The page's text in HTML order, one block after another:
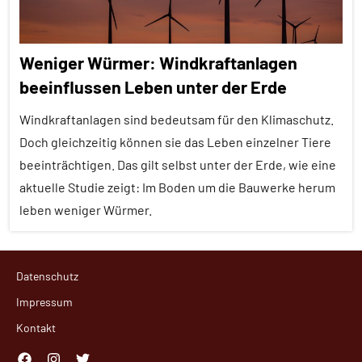
Weniger Würmer: Windkraftanlagen
beeinflussen Leben unter der Erde
Windkraftanlagen sind bedeutsam für den Klimaschutz.
Doch gleichzeitig können sie das Leben einzelner Tiere
beeinträchtigen. Das gilt selbst unter der Erde, wie eine
aktuelle Studie zeigt: Im Boden um die Bauwerke herum
leben weniger Würmer.
Artikel
Alle
Themen
Alle
Datenschutz
Impressum
Kontakt